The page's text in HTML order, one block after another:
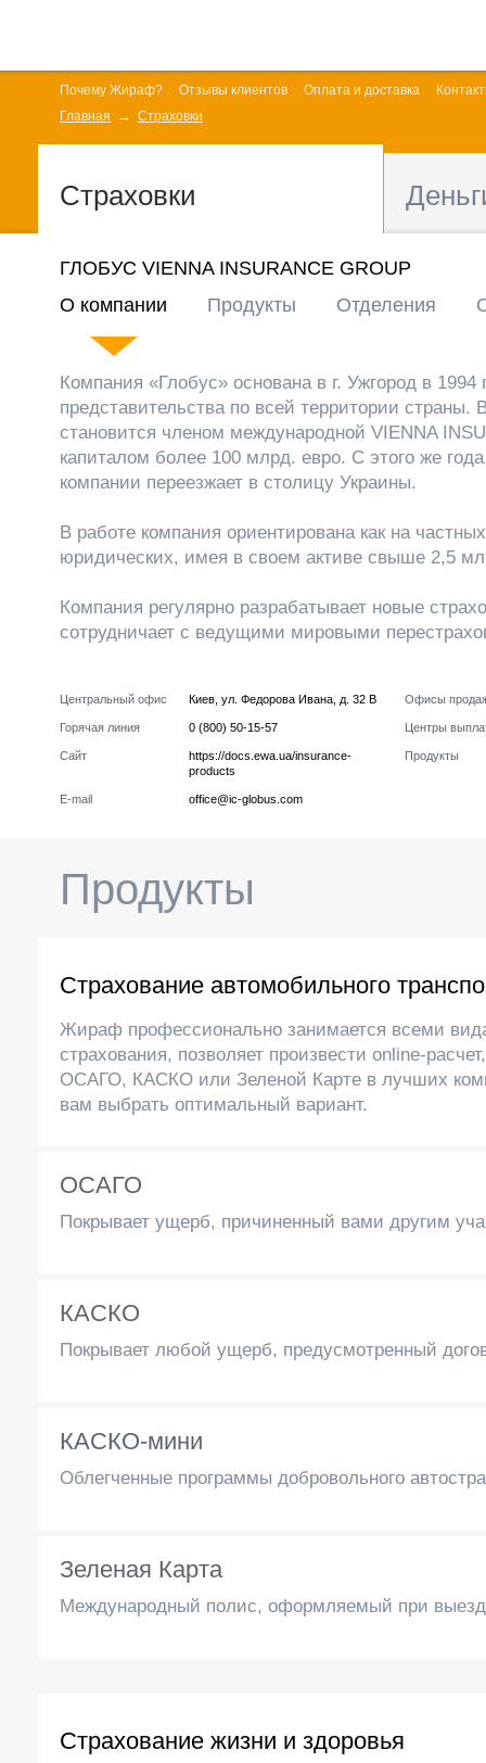
Почему Жираф? Отзывы клиентов Оплата и доставка
Главная
Страховки
Страховки
ГЛОБУС VIENNA INSURANCE GROUP
О компании
Продукты Отделения
Компания «Глобус» основана в г. Ужгород в 1994
представительства по всей территории страны.
становится членом международной VIENNA
капиталом более 100 млрд. евро. С этого же
компании переезжает в столицу Украины.
В работе компания ориентирована как на
юридических, имея в своем активе свыше 2,5
Компания регулярно разрабатывает новые
сотрудничает с ведущими мировыми
Центральный офис Киев ул. Федорова Ивана, д. 32 В
Горячая линия 0 (800) 50-15-57
Сайт
https://docs.ewa.ua/insurance-
products
E-mail office@ic-globus.com
Офисы
Центры
Продукты
Продукты
Страхование автомобильного
Жираф профессионально занимается всеми
страхования, позволяет произвести online-
ОСАГО, КАСКО или Зеленой Карте в лучших
вам выбрать оптимальный вариант.
ОСАГО
Покрывает ущерб, причиненный вами другим
КАСКО
Покрывает любой ущерб, предусмотренный
КАСКО-мини
Облегченные программы добровольного
Зеленая Карта
Международный полис, оформляемый при
Страхование жизни и здоровья